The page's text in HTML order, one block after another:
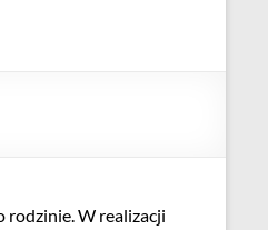
rodzinie. W realizacji